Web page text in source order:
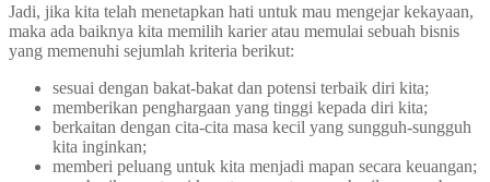
Jadi, jika kita telah menetapkan hati untuk mau mengejar kekayaan,
maka ada baiknya kita memilih karier atau memulai sebuah bisnis
yang memenuhi sejumlah kriteria berikut:
sesuai dengan bakat-bakat dan potensi terbaik diri kita;
memberikan penghargaan yang tinggi kepada diri kita;
berkaitan dengan cita-cita masa kecil yang sungguh-sungguh
kita inginkan;
memberi peluang untuk kita menjadi mapan secara keuangan;